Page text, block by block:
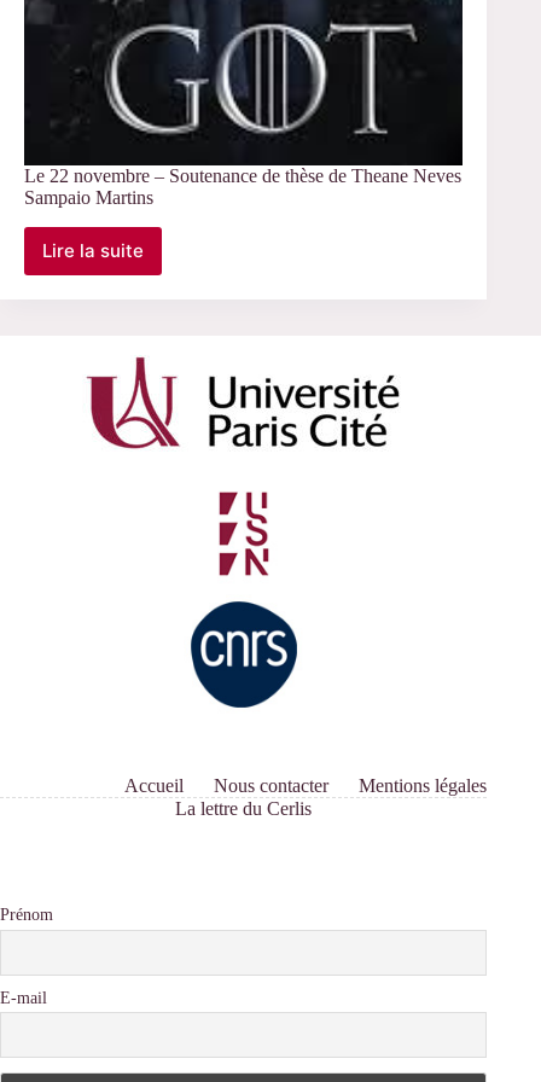
Le 22 novembre – Soutenance de thèse de Theane Neves
Sampaio Martins
Lire la suite
Le
Soutenance
de
thèse
de
Theane
Accueil Nous contacter
Mentions légales
La lettre du Cerlis
Prénom
E-mail